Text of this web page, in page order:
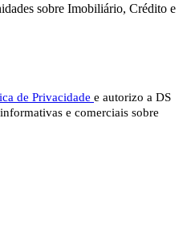
sobre Imobiliário, Crédito e
de Privacidade e autorizo a DS
e comerciais sobre